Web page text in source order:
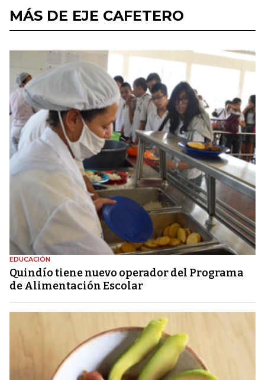
MÁS DE EJE CAFETERO
EDUCACIÓN
Quindío tiene nuevo operador del Programa
de Alimentación Escolar